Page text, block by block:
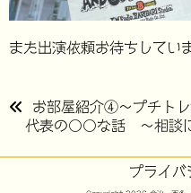
また出演依頼お待ちしてい
投
お部屋紹介④～プチト
代表の〇〇な話 ～相談
プライバ